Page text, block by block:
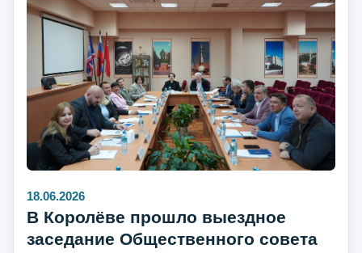
18.06.2026
В Королёве прошло выездное
заседание Общественного совета